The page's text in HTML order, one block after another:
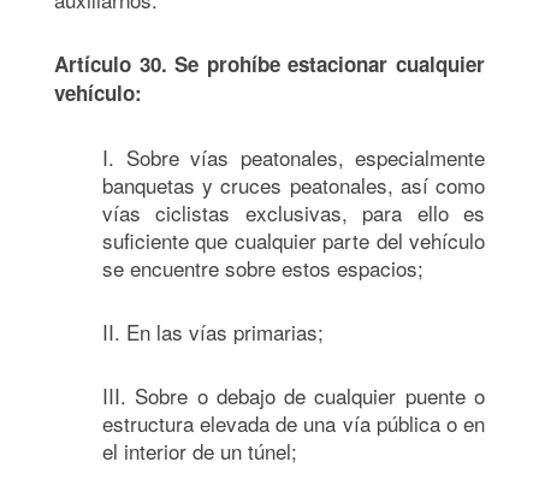
Artículo 30. Se prohíbe estacionar cualquier
vehículo:
I. Sobre vías peatonales, especialmente
banquetas y cruces peatonales, así como
vías ciclistas exclusivas, para ello es
suficiente que cualquier parte del vehículo
se encuentre sobre estos espacios;
II. En las vías primarias;
III. Sobre o debajo de cualquier puente o
estructura elevada de una vía pública o en
el interior de un túnel;